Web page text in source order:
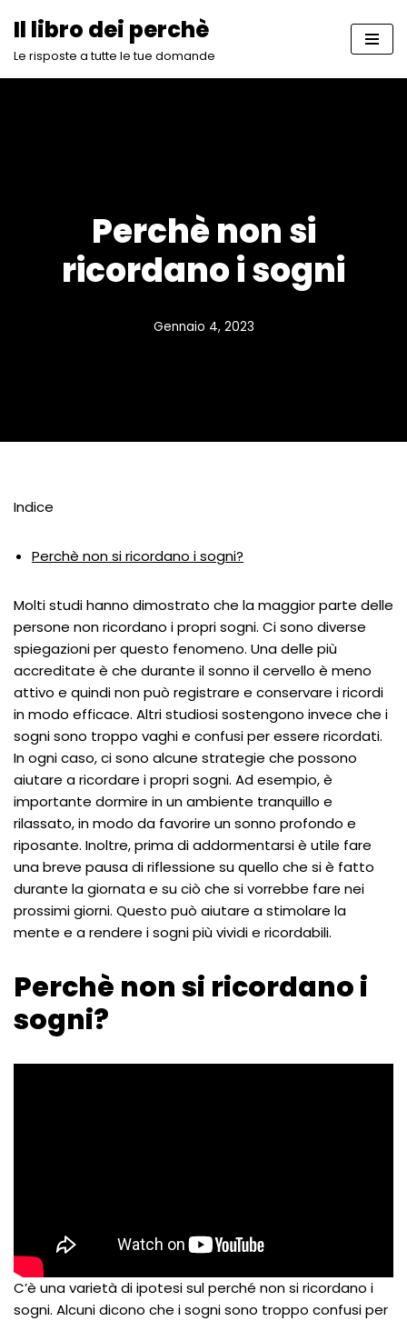
Vai
Il libro dei perchè
Le risposte a tutte le tue domande
Perchè non si
ricordano i sogni
Gennaio 4, 2023
Indice
Perchè non si ricordano i sogni?
Molti studi hanno dimostrato che la maggior parte delle
persone non ricordano i propri sogni. Ci sono diverse
spiegazioni per questo fenomeno. Una delle più
accreditate è che durante il sonno il cervello è meno
attivo e quindi non può registrare e conservare i ricordi
in modo efficace. Altri studiosi sostengono invece che i
sogni sono troppo vaghi e confusi per essere ricordati.
In ogni caso, ci sono alcune strategie che possono
aiutare a ricordare i propri sogni. Ad esempio, è
importante dormire in un ambiente tranquillo e
rilassato, in modo da favorire un sonno profondo e
riposante. Inoltre, prima di addormentarsi è utile fare
una breve pausa di riflessione su quello che si è fatto
durante la giornata e su ciò che si vorrebbe fare nei
prossimi giorni. Questo può aiutare a stimolare la
mente e a rendere i sogni più vividi e ricordabili.
Perchè non si ricordano i
sogni?
C’è una varietà di ipotesi sul perché non si ricordano i
sogni. Alcuni dicono che i sogni sono troppo confusi per